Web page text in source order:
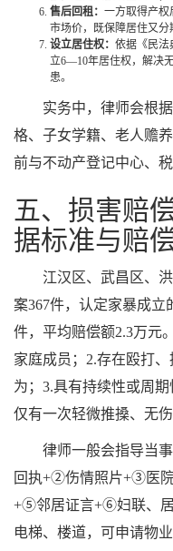
售后回租： 一方取得产
市场价，既保障居住又分
设立居住权： 依据《民法
立6—10年居住权，解决
患。
实务中，律师会根
格、子女学籍、老人赡
前与不动产登记中心、
五、损害赔
据标准与赔
江汉区、武昌区、
案367件，认定家暴成立
件，平均赔偿额2.3万元
家庭成员；2.存在殴打
为；3.具有持续性或周期
仅有一次轻微推搡、无
律师一般会指导当
回执+②伤情照片+③医
+⑤邻居证言+⑥妇联、
电梯、楼道，可申请物